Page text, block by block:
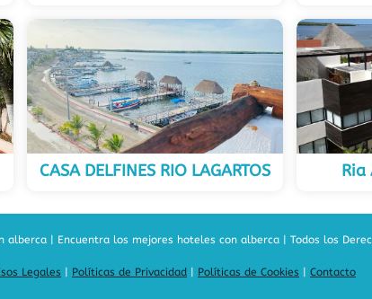
CASA DELFINES RIO LAGARTOS Ria
| Encuentra los mejores hoteles con alberca | Todos los
Legales Políticas de Privacidad Políticas de Cookies Contacto